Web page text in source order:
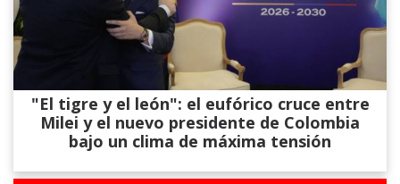
"El tigre y el león": el eufórico cruce entre
Milei y el nuevo presidente de Colombia
bajo un clima de máxima tensión